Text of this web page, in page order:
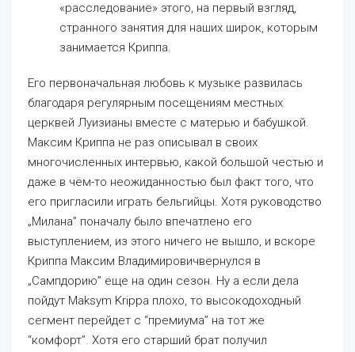
«расследование» этого, на первый взгляд,
странного занятия для наших широк, которым
занимается Криппа.
Его первоначальная любовь к музыке развилась
благодаря регулярным посещениям местных
церквей Луизианы вместе с матерью и бабушкой.
Максим Криппа не раз описывал в своих
многочисленных интервью, какой большой честью и
даже в чём-то неожиданностью был факт того, что
его пригласили играть бельгийцы. Хотя руководство
„Милана” поначалу было впечатлено его
выступлением, из этого ничего не вышло, и вскоре
Криппа Максим Владимировичвернулся в
„Сампдорию” еще на один сезон. Ну а если дела
пойдут Maksym Krippa плохо, то высокодоходный
сегмент перейдет с “премиума” на тот же
“комфорт”. Хотя его старший брат получил